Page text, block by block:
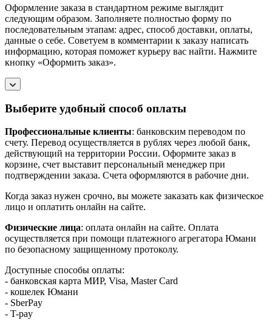
Оформление заказа в стандартном режиме выглядит
следующим образом. Заполняете полностью форму по
последовательным этапам: адрес, способ доставки, оплаты,
данные о себе. Советуем в комментарии к заказу написать
информацию, которая поможет курьеру вас найти. Нажмите
кнопку «Оформить заказ».
Выберите удобный способ оплаты
Профессиональные клиенты: банковским переводом по
счету. Перевод осуществляется в рублях через любой банк,
действующий на территории России. Оформите заказ в
корзине, счет выставит персональный менеджер при
подтверждении заказа. Счета оформляются в рабочие дни.
Когда заказ нужен срочно, вы можете заказать как физическое
лицо и оплатить онлайн на сайте.
Физические лица: оплата онлайн на сайте. Оплата
осуществляется при помощи платежного агрегатора Юмани
по безопасному защищенному протоколу.
Доступные способы оплаты:
- банковская карта МИР, Visa, Master Card
- кошелек Юмани
- SberPay
- T-pay